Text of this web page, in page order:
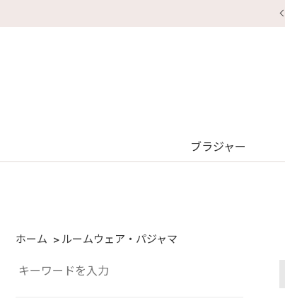
ブラジャー
ホーム ルームウェア・パジャマ